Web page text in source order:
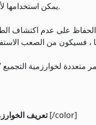
يمكن استخدامها لأي أصول يتم تداولها معنا.
على عدم اكتشاف
تعريف الخوارزمية[/color]